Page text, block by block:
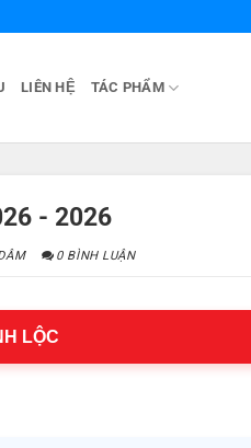
LIÊN HỆ TÁC PHẨM
- 2026
0 BÌNH LUẬN
LỘC